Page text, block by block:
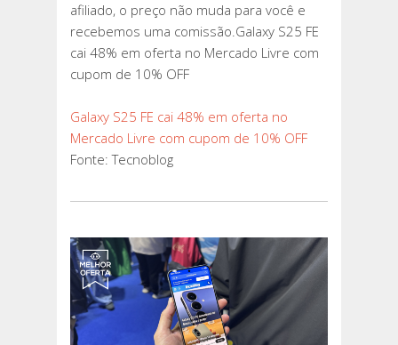
afiliado, o preço não muda para você e
recebemos uma comissão.Galaxy S25 FE
cai 48% em oferta no Mercado Livre com
cupom de 10% OFF
Galaxy S25 FE cai 48% em oferta no
Mercado Livre com cupom de 10% OFF
Fonte: Tecnoblog